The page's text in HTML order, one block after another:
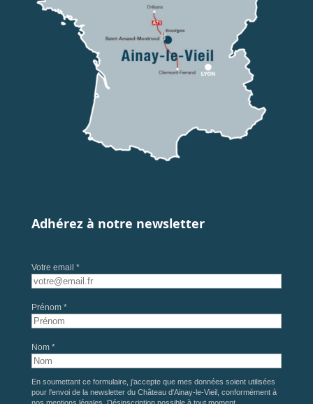
Adhérez à notre newsletter
Votre email *
Prénom *
Nom *
En soumettant ce formulaire, j'accepte que mes données soient utilisées
pour l'envoi de la newsletter du Château d'Ainay-le-Vieil, conformément à